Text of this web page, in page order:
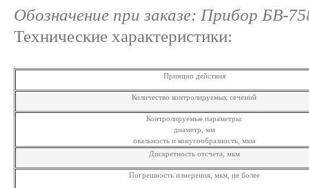
Обозначение при заказе: Прибор БВ-
Технические характеристики:
Принцип действия
Количество контролируемых сечений
Контролируемые параметры:
диаметр, мм
овальность и конусообразность, мкм
Дискретность отсчета, мкм
Погрешность измерения, мкм, не более